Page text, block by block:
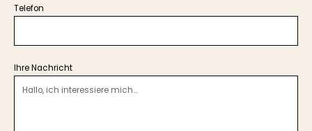
Telefon
Ihre Nachricht